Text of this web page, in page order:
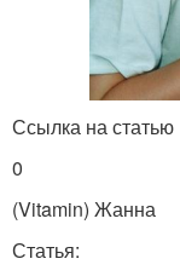
Ссылка на статью
0
(Vitamin) Жанна
Статья: